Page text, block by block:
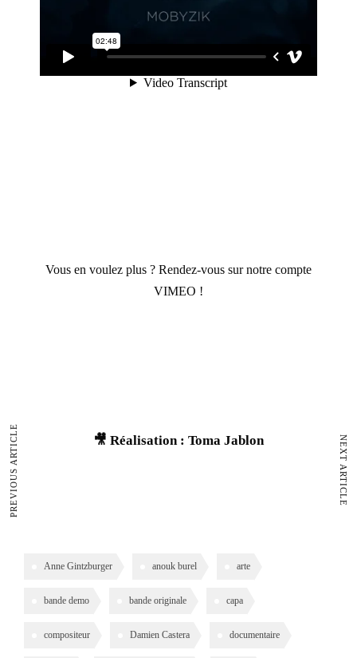
Vous en voulez plus ? Rendez-vous sur notre compte
VIMEO !
🎥 Réalisation : Toma Jablon
Anne Gintzburger anouk burel arte
bande demo bande originale capa
compositeur Damien Castera documentaire
PREVIOUS ARTICLE NEXT ARTICLE